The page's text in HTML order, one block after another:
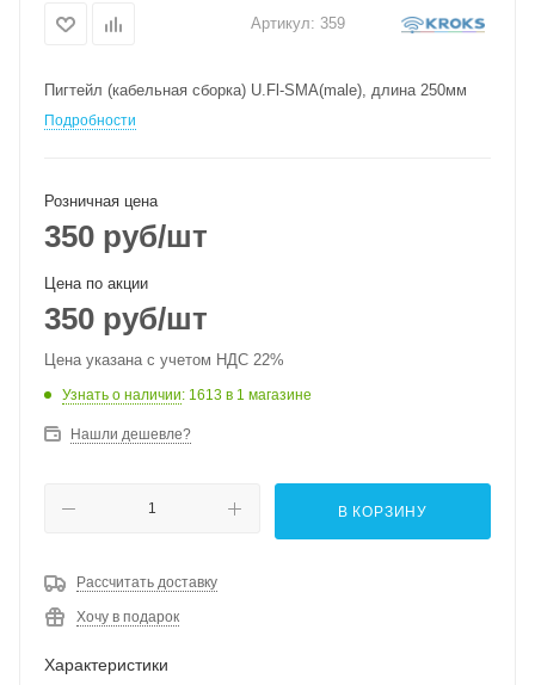
Артикул: 359
Пигтейл (кабельная сборка) U.Fl-SMA(male), длина 250мм
Подробности
Розничная цена
350 руб/шт
Цена по акции
350 руб/шт
Цена указана с учетом НДС 22%
Узнать о наличии: 1613 в 1 магазине
Нашли дешевле?
В КОРЗИНУ
Рассчитать доставку
Хочу в подарок
Характеристики